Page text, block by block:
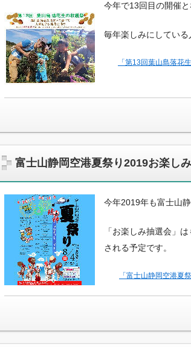
今年で13回目の開催
毎年楽しみにしている
「第13回葉山島落花
富士山静岡空港夏祭り2019お楽し
今年2019年も富士山
「お楽しみ抽選会」
される予定です。
「富士山静岡空港